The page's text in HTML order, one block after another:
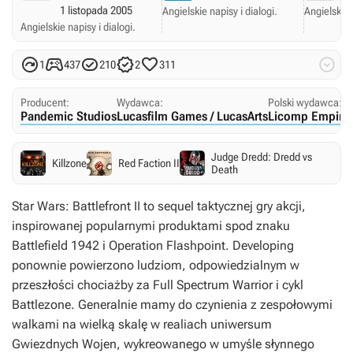
1 listopada 2005
Angielskie napisy i dialogi.
Angielskie napisy i dialogi. Angielskie
14372102311 
Producent:
Pandemic Studios
Wydawca:
Lucasfilm Games / LucasArts
Polski wydawca:
Licomp
Killzone Red Faction II
Judge Dredd: Dredd vs
Death
Star Wars: Battlefront II to sequel taktycznej gry akcji,
inspirowanej popularnymi produktami spod znaku
Battlefield 1942 i Operation Flashpoint. Developing
ponownie powierzono ludziom, odpowiedzialnym w
przeszłości chociażby za Full Spectrum Warriori cykl
Battlezone. Generalnie mamy do czynienia z zespołowymi
walkami na wielką skalę w realiach uniwersum
Gwiezdnych Wojen, wykreowanego w umyśle słynnego